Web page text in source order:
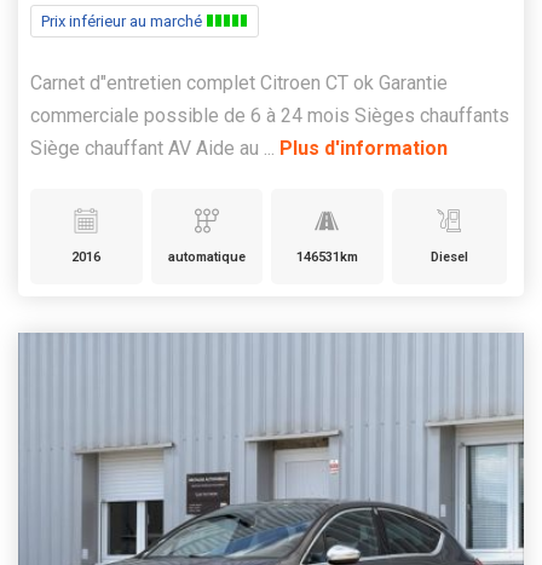
Prix inférieur au marché
Carnet d"entretien complet Citroen CT ok Garantie
commerciale possible de 6 à 24 mois Sièges chauffants
Siège chauffant AV Aide au ... Plus d'information
2016 automatique 146531km Diesel